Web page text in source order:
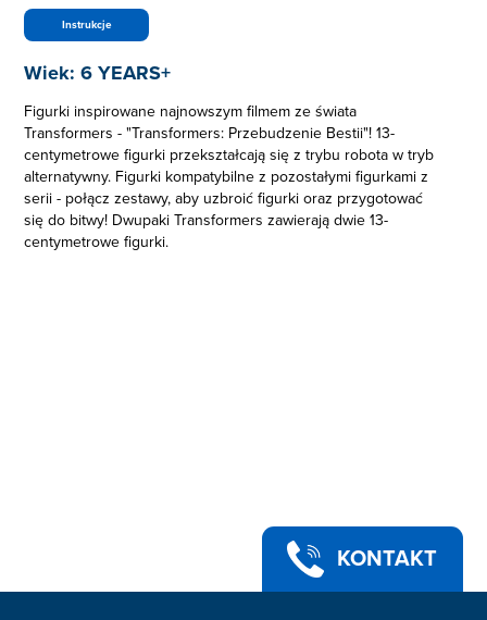
Instrukcje
Wiek: 6 YEARS+
Figurki inspirowane najnowszym filmem ze świata
Transformers - "Transformers: Przebudzenie Bestii"! 13-
centymetrowe figurki przekształcają się z trybu robota w tryb
alternatywny. Figurki kompatybilne z pozostałymi figurkami z
serii - połącz zestawy, aby uzbroić figurki oraz przygotować
się do bitwy! Dwupaki Transformers zawierają dwie 13-
centymetrowe figurki.
KONTAKT